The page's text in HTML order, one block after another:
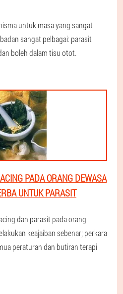
untuk masa yang sangat
sangat pelbagai: parasit
boleh dalam tisu otot.
PADA ORANG DEWASA
UNTUK PARASIT
dan parasit pada orang
keajaiban sebenar; perkara
peraturan dan butiran terapi